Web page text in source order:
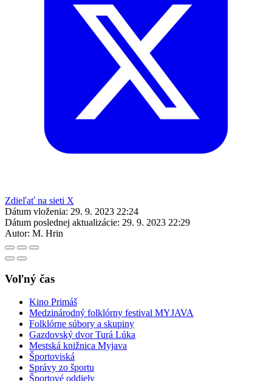
Zdieľať na sieti X
Dátum vloženia: 29. 9. 2023 22:24
Dátum poslednej aktualizácie: 29. 9. 2023 22:29
Autor: M. Hrin
Voľný čas
Kino Primáš
Medzinárodný folklórny festival MYJAVA
Folklórne súbory a skupiny
Gazdovský dvor Turá Lúka
Mestská knižnica Myjava
Športoviská
Správy zo športu
Športové oddiely